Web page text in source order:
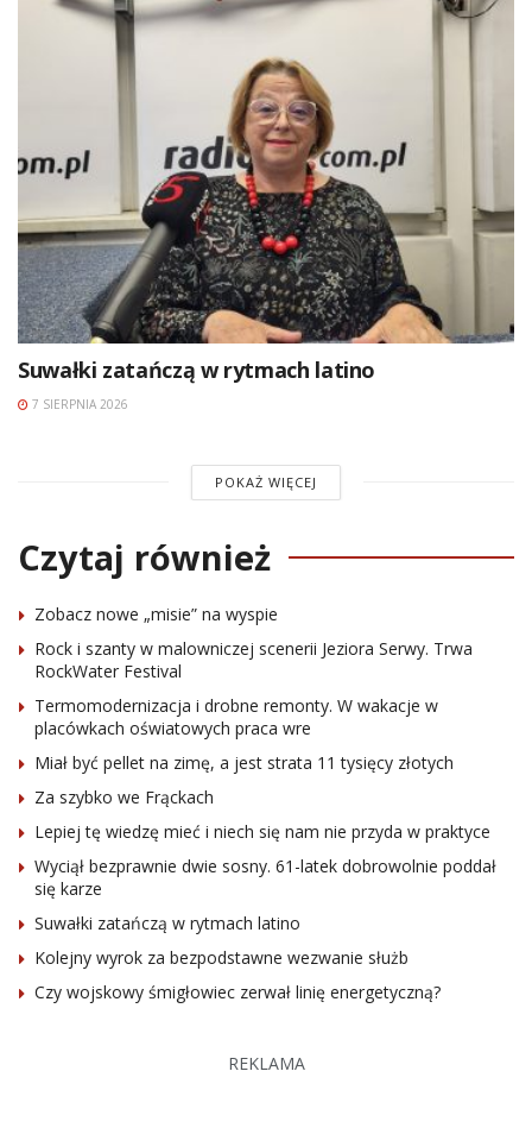
Suwałki zatańczą w rytmach latino
7 SIERPNIA 2026
POKAŻ WIĘCEJ
Czytaj również
Zobacz nowe „misie” na wyspie
Rock i szanty w malowniczej scenerii Jeziora Serwy. Trwa
RockWater Festival
Termomodernizacja i drobne remonty. W wakacje w
placówkach oświatowych praca wre
Miał być pellet na zimę, a jest strata 11 tysięcy złotych
Za szybko we Frąckach
Lepiej tę wiedzę mieć i niech się nam nie przyda w praktyce
Wyciął bezprawnie dwie sosny. 61-latek dobrowolnie poddał
się karze
Suwałki zatańczą w rytmach latino
Kolejny wyrok za bezpodstawne wezwanie służb
Czy wojskowy śmigłowiec zerwał linię energetyczną?
REKLAMA